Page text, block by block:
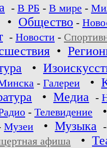
- В РБ - В мире -
• Общество -
- Новости -
•
•
- Галереи •
• Медиа -
- Телевидение
Музеи • Музыка
афиша •